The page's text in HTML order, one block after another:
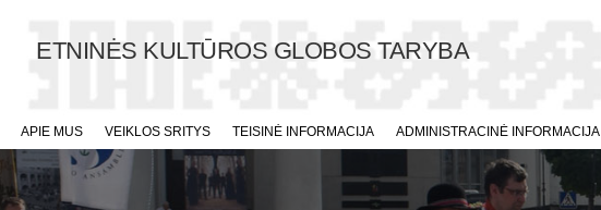
ETNINĖS KULTŪROS GLOBOS TARYBA
APIE MUS VEIKLOS SRITYS TEISINĖ INFORMACIJA ADMINISTRACINĖ INFORMACIJA